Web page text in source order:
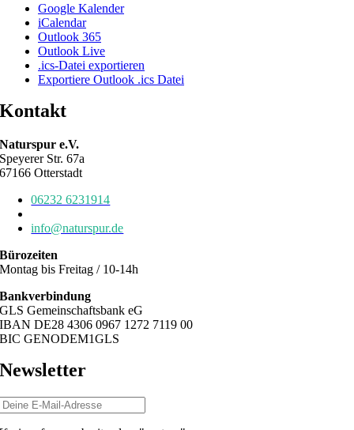
Google Kalender
iCalendar
Outlook 365
Outlook Live
.ics-Datei exportieren
Exportiere Outlook .ics Datei
Kontakt
Naturspur e.V.
Speyerer Str. 67a
67166 Otterstadt
06232 6231914
info@naturspur.de
Bürozeiten
Montag bis Freitag / 10-14h
Bankverbindung
GLS Gemeinschaftsbank eG
IBAN DE28 4306 0967 1272 7119 00
BIC GENODEM1GLS
Newsletter